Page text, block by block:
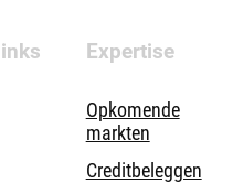
Expertise
Opkomende
markten
Creditbeleggen